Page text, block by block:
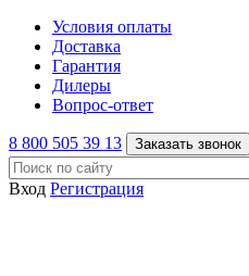
Условия оплаты
Доставка
Гарантия
Дилеры
Вопрос-ответ
8 800 505 39 13 Заказать звонок
Вход Регистрация